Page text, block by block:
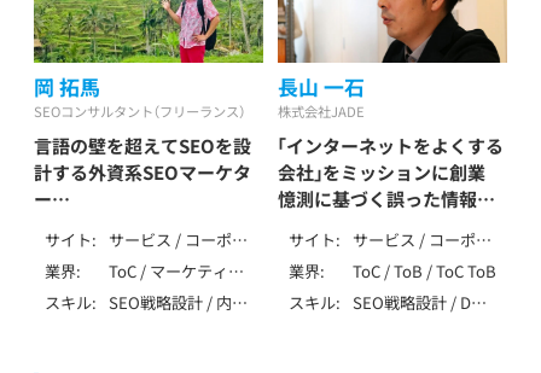
フード・レストラン /
介護・福祉 / 医療・健
康・病院・クリニック
金融・保険・投資 / 不
動産・住宅・工務店 /
エンタメ・メディア /
求人・転職・人材 / 士
/ SaaS・ソフトウェ
ア・クラウド
析（GA4・Search
Console） / BIツール
/ SEO内製化支援 /
支援 / 大手企業支援
SEO歴10年以上
ド・レストラン / 介
護・福祉 / 医療・健
康・病院・クリニック
/ 美容・脱毛・サロン /
金融・保険・投資 / 不
動産・住宅・工務店 /
エンタメ・メディア /
求人・転職・人材 / 士
業（弁護士・税理士・
行政書士・社労士等）
/ SaaS・ソフトウェ
ア・クラウド
ータ分析（GA4・
Search Console） /
SEO内製化支援 / AI
活用 / MEO / 広告 /
SNS / アフィリエイ
/ 大手企業支援 / 上
場企業支援 / その他
（特殊業務） / SEO歴
岡 拓馬
SEOコンサルタント（フリーランス）
言語の壁を超えてSEOを設
計する外資系SEOマーケタ
ー
ータドリブンなSEO
岡 拓馬 / Oka Takuma
サイト
サービス / コーポレ
ート / メディア / ア
フィリエイト / 多言
語 / SPA/SSR/SSG
業界
ToC / マーケティン
グ・IT・テクノロジー
/ 製造・インフラ（自
スキル
SEO戦略設計 / 内部
長山 一石
株式会社JADE
「インターネットをよくする
会社」をミッションに創業
憶測に基づく誤った情報が
を
長山一石 / Nagayama
Kazushi
サイト
サービス / コーポレ
ート / ローカル / メ
ディア / アフィリエ
イト / EC / ポータ
業界
ToC / ToB / ToC ToB
スキル
SEO戦略設計 / DB・